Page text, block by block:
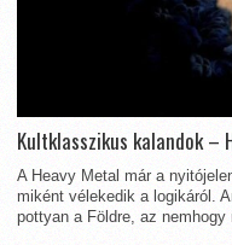
Kultklasszikus kalandok –
A Heavy Metal már a
miként vélekedik a logikáról.
pottyan a Földre, az nemhogy